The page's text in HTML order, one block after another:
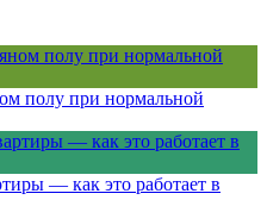
полу при нормальной
— как это работает в